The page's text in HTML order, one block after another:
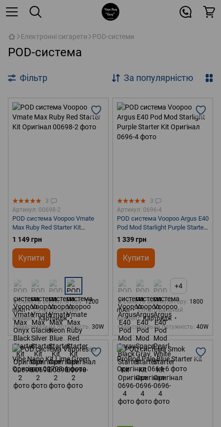
Електронні сигарети POD-системи
POD-система
Фільтр За популярністю
3
Артикул: 00698-2
POD система Voopoo Vmate
Max Ruby Red Starter Kit
Оригінал
1 149 грн
Купити
🔋Ємність аккумулятору 1200
mAh
💥Нагрівальний
елемент Картридж
⚡Максимальна потужність 30W
3
Артикул: 0696-4
POD система Voopoo Argus E40
Pod Mod Starlight Purple Starter
Kit Оригінал
1 339 грн
Купити
+4
🔋Ємність аккумулятору 1800
mAh
💥Нагрівальний
елемент Картридж
⚡Максимальна потужність 40W